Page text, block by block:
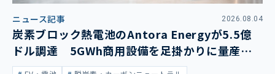
ニュース記事 2026.08.04
炭素ブロック熱電池のAntora Energyが5.5億
ドル調達 5GWh商用設備を足掛かりに量産拡
大